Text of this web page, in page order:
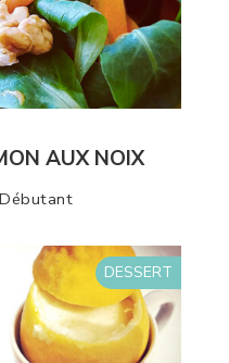
AUX NOIX
Débutant
DESSERT